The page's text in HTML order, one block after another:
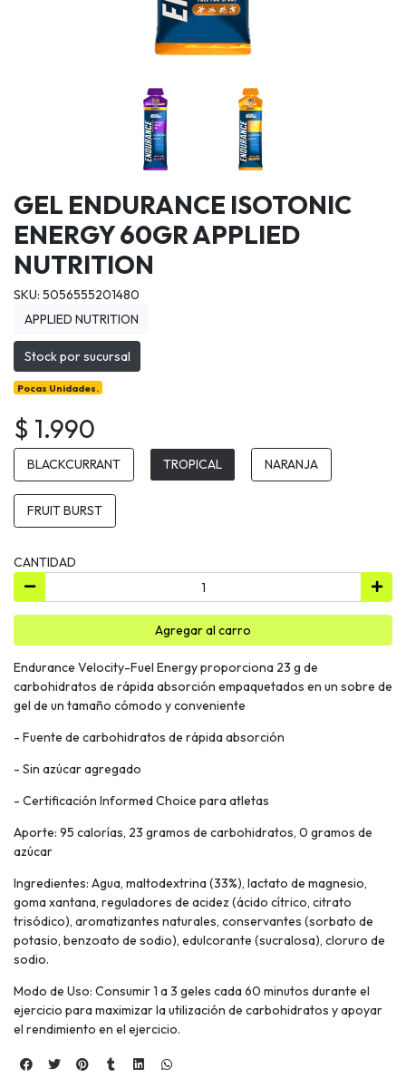
GEL ENDURANCE ISOTONIC
ENERGY 60GR APPLIED
NUTRITION
SKU: 5056555201480
APPLIED NUTRITION
Stock por sucursal
Pocas Unidades.
$ 1.990
BLACKCURRANT TROPICAL NARANJA
FRUIT BURST
CANTIDAD
Agregar al carro
Endurance Velocity-Fuel Energy proporciona 23 g de
carbohidratos de rápida absorción empaquetados en un sobre de
gel de un tamaño cómodo y conveniente
- Fuente de carbohidratos de rápida absorción
- Sin azúcar agregado
- Certificación Informed Choice para atletas
Aporte: 95 calorías, 23 gramos de carbohidratos, 0 gramos de
azúcar
Ingredientes: Agua, maltodextrina (33%), lactato de magnesio,
goma xantana, reguladores de acidez (ácido cítrico, citrato
trisódico), aromatizantes naturales, conservantes (sorbato de
potasio, benzoato de sodio), edulcorante (sucralosa), cloruro de
sodio.
Modo de Uso: Consumir 1 a 3 geles cada 60 minutos durante el
ejercicio para maximizar la utilización de carbohidratos y apoyar
el rendimiento en el ejercicio.